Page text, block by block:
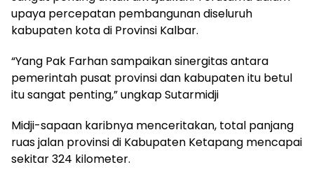
upaya percepatan pembangunan diseluruh
kabupaten kota di Provinsi Kalbar.
“Yang Pak Farhan sampaikan sinergitas antara
pemerintah pusat provinsi dan kabupaten itu betul
itu sangat penting,” ungkap Sutarmidji
Midji-sapaan karibnya menceritakan, total panjang
ruas jalan provinsi di Kabupaten Ketapang mencapai
sekitar 324 kilometer.